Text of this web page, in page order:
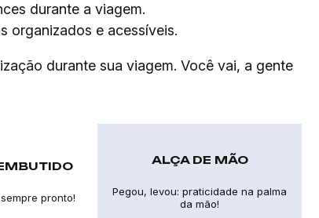
durante a viagem.
organizados e acessíveis.
durante sua viagem. Você vai, a gente
pronto!
ALÇA DE MÃO
Pegou, levou: praticidade na palma
da mão!